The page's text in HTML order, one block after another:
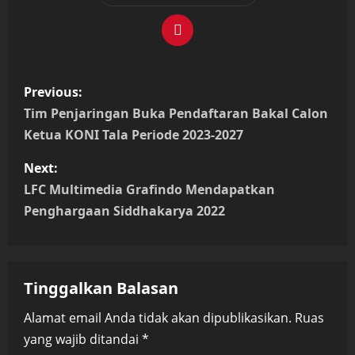
P
o
t
n
v
i
Previous:
Tim Penjaringan Buka Pendaftaran Bakal Calon
Ketua KONI Tala Periode 2023-2027
Next:
LFC Multimedia Grafindo Mendapatkan
Penghargaan Siddhakarya 2022
Tinggalkan Balasan
Alamat email Anda tidak akan dipublikasikan. Ruas
yang wajib ditandai *